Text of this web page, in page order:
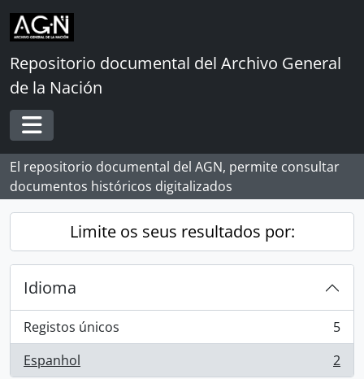
Skip to main content
Repositorio documental del Archivo General
de la Nación
Toggle navigation
El repositorio documental del AGN, permite consultar
documentos históricos digitalizados
Limite os seus resultados por:
Idioma
Registos únicos
, 5 resultados
5
Espanhol
, 2 resultados 2